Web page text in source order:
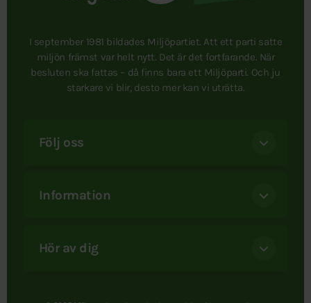
I september 1981 bildades Miljöpartiet. Att ett parti satte
miljön främst var helt nytt. Det är det fortfarande. När
besluten ska fattas – då finns bara ett Miljöparti. Och ju
starkare vi blir, desto mer kan vi uträtta.
Följ oss
Information
Hör av dig